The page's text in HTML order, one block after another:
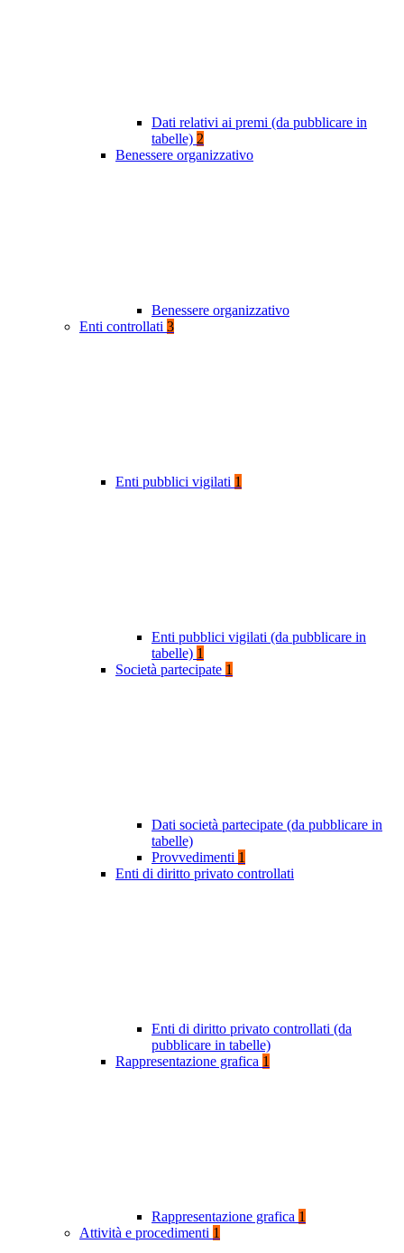
Dati relativi ai premi (da pubblicare in
tabelle) 2
Benessere organizzativo
Benessere organizzativo
Enti controllati 3
Enti pubblici vigilati 1
Enti pubblici vigilati (da pubblicare in
tabelle) 1
Società partecipate 1
Dati società partecipate (da pubblicare in
tabelle)
Provvedimenti 1
Enti di diritto privato controllati
Enti di diritto privato controllati (da
pubblicare in tabelle)
Rappresentazione grafica 1
Rappresentazione grafica 1
Attività e procedimenti 1